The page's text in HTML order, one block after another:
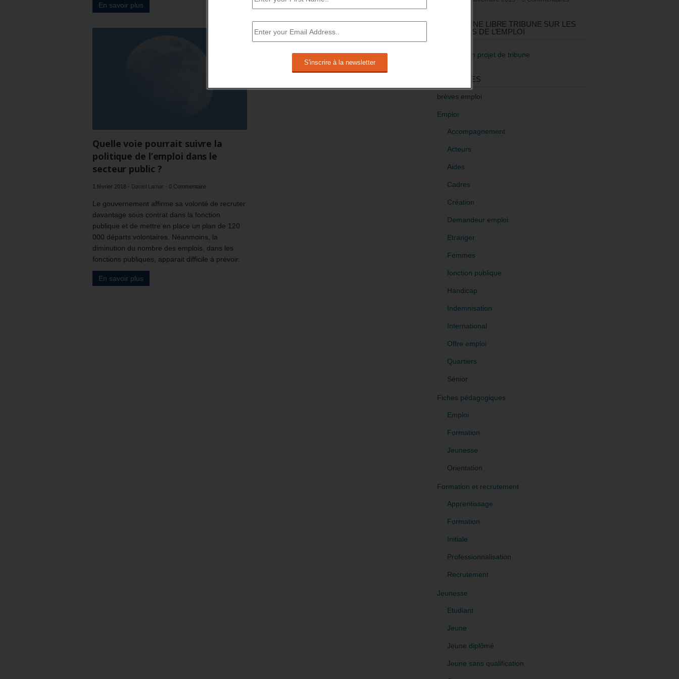
En savoir plus En savoir plus
Quelle voie pourrait suivre la
politique de l’emploi dans le
secteur public ?
1 février 2018 - Daniel Lamar - 0 Commentaire
Le gouvernement affirme sa volonté de recruter
davantage sous contrat dans la fonction
publique et de mettre en place un plan de 120
000 départs volontaires. Néanmoins, la
diminution du nombre des emplois, dans les
fonctions publiques, apparait difficile à prévoir.
En savoir plus
RÉDIGEZ UNE LIBRE TRIBUNE SUR LES
POLITIQUES DE L’EMPLOI
>Décrire mon projet de tribune
CATÉGORIES
brèves emploi
Emploi
Accompagnement
Acteurs
Aides
Cadres
Création
Demandeur emploi
Etranger
Femmes
fonction publique
Handicap
Indemnisation
International
Offre emploi
Quartiers
Sénior
Fiches pédagogiques
Emploi
Formation
Jeunesse
Orientation
Formation et recrutement
Apprentissage
Formation
Initiale
Professionnalisation
Recrutement
Jeunesse
Etudiant
Jeune
Jeune diplômé
Jeune sans qualification